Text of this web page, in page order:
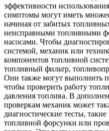
эффективности
симптомы могут иметь
начиная от забитых
неисправными топливными
насосами. Чтобы
системой, механик или
компонентов топливной
топливный фильтр,
Они также могут выполнить
чтобы проверить работу
давления топлива. В
проверкам механик может
диагностические тесты,
топливной форсунки или